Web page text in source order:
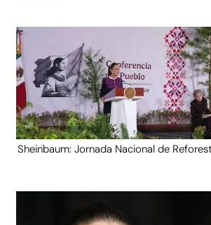
Sheinbaum: Jornada Nacional de